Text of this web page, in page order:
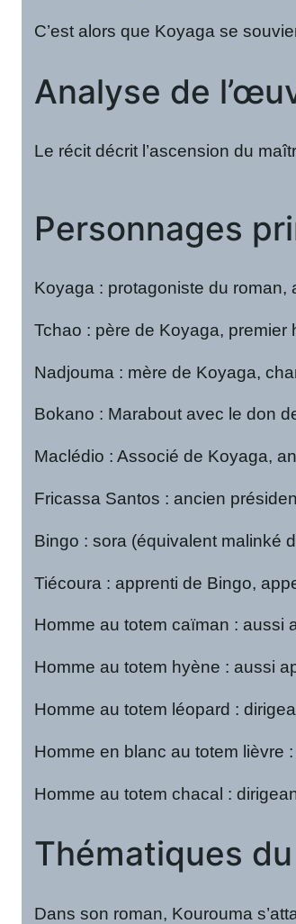
C’est alors que Koyaga se
Analyse de
Le récit décrit l’ascension du
Personnages
Koyaga : protagoniste du roman,
Tchao : père de Koyaga,
Nadjouma : mère de Koyaga,
Bokano : Marabout avec le don
Maclédio : Associé de Koyaga,
Fricassa Santos : ancien
Bingo : sora (équivalent malinké
Tiécoura : apprenti de Bingo,
Homme au totem caïman : aussi
Homme au totem hyène : aussi
Homme au totem léopard :
Homme en blanc au totem lièvre
Homme au totem chacal :
Thématiques
Dans son roman, Kourouma